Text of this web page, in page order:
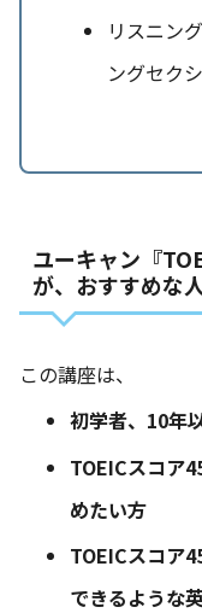
リスニン
ングセク
ユーキャン『
が、おすすめな
この講座は、
初学者、10年
TOEICスコア
めたい方
TOEICスコア
できるような